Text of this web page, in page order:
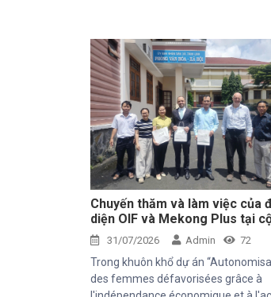
Chuyến thăm và làm việc của
diện OIF và Mekong Plus tại
đồng dự án
31/07/2026 Admin 72
Trong khuôn khổ dự án
des femmes défavorisées grâce à